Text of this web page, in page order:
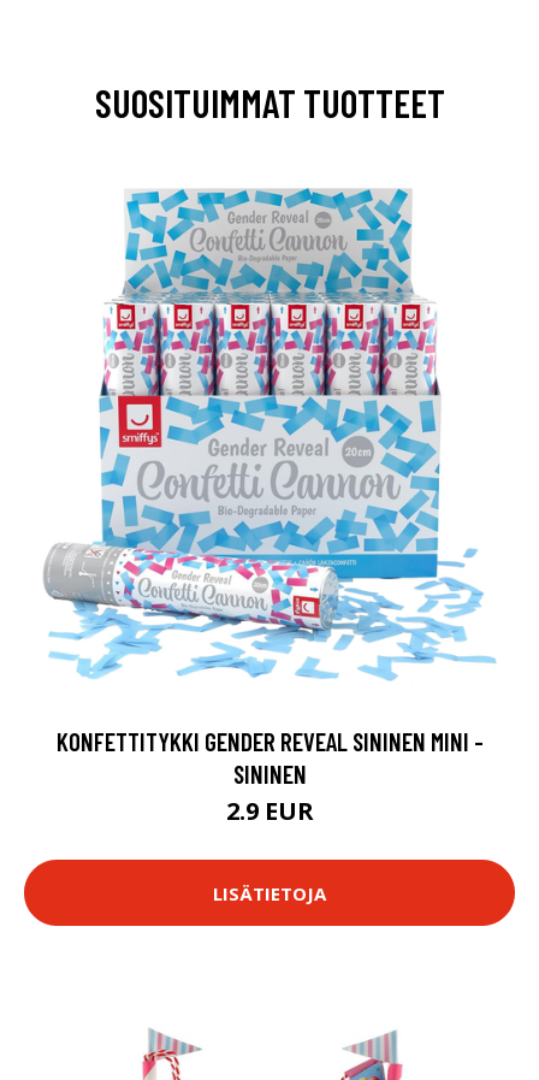
SUOSITUIMMAT TUOTTEET
KONFETTITYKKI GENDER REVEAL SININEN MINI -
SININEN
2.9 EUR
LISÄTIETOJA